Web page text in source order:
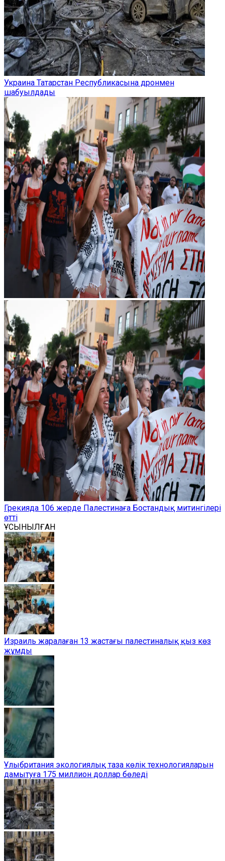
Украина Татарстан Республикасына дронмен
шабуылдады
Грекияда 106 жерде Палестинаға Бостандық митингілері
өтті
ҰСЫНЫЛҒАН
Израиль жаралаған 13 жастағы палестиналық қыз көз
жұмды
Ұлыбритания экологиялық таза көлік технологияларын
дамытуға 175 миллион доллар бөледі